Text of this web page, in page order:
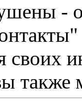
-
также